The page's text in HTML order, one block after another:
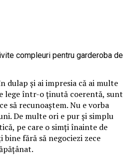
dulap și ai impresia că ai multe
lege într-o ținută coerentă, sunt
să recunoaștem. Nu e vorba
De multe ori e pur și simplu
pe care o simți înainte de
bine fără să negociezi zece